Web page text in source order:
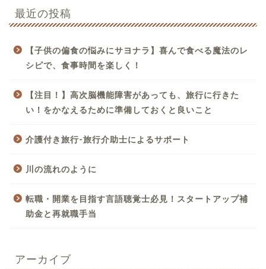
最近の投稿
【子供の偏食の悩みにサヨナラ】喜んで食べる魔法のレ
シピで、食事時間を楽しく！
【注目！】高次脳機能障害があっても、旅行に行きた
い！をかなえるために準備しておくと良いこと
介護付き旅行-旅行介助士によるサポート
川の流れのように
転職・開業を目指す言語聴覚士必見！スタートアップ補
助金と再就職手当
アーカイブ